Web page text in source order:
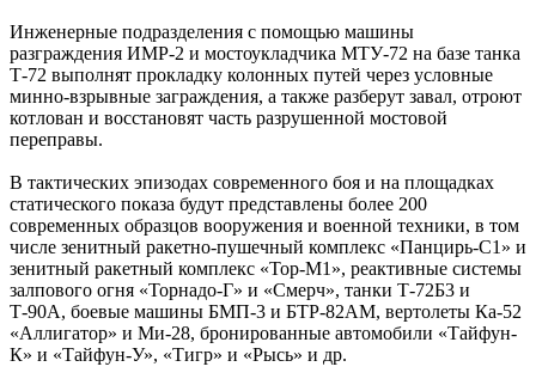
Инженерные подразделения с помощью машины
разграждения ИМР-2 и мостоукладчика МТУ-72 на базе танка
Т-72 выполнят прокладку колонных путей через условные
минно-взрывные заграждения, а также разберут завал, отроют
котлован и восстановят часть разрушенной мостовой
переправы.
В тактических эпизодах современного боя и на площадках
статического показа будут представлены более 200
современных образцов вооружения и военной техники, в том
числе зенитный ракетно-пушечный комплекс «Панцирь-С1» и
зенитный ракетный комплекс «Тор-М1», реактивные системы
залпового огня «Торнадо-Г» и «Смерч», танки Т-72Б3 и
Т-90А, боевые машины БМП-3 и БТР-82АМ, вертолеты Ка-52
«Аллигатор» и Ми-28, бронированные автомобили «Тайфун-
К» и «Тайфун-У», «Тигр» и «Рысь» и др.